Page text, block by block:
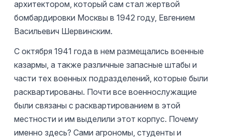
архитектором, который сам стал жертвой
бомбардировки Москвы в 1942 году, Евгением
Васильевич Шервинским.
С октября 1941 года в нем размещались военные
казармы, а также различные запасные штабы и
части тех военных подразделений, которые были
расквартированы. Почти все военнослужащие
были связаны с расквартированием в этой
местности и им выделили этот корпус. Почему
именно здесь? Сами агрономы, студенты и